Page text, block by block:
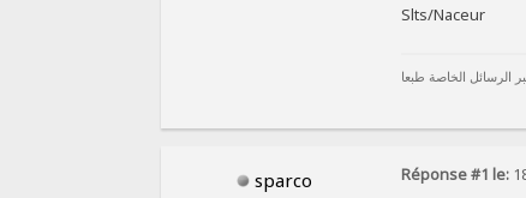
Slts/Naceur
الرسائل الخاصة طبعا
sparco Réponse #1 le: